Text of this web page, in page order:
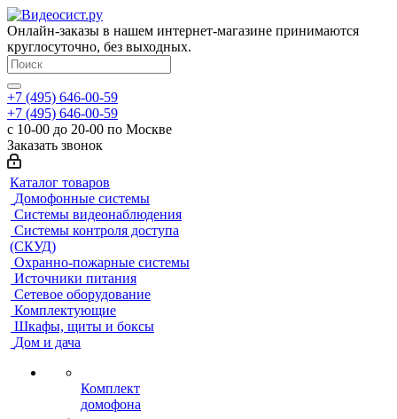
Онлайн-заказы в нашем интернет-магазине принимаются
круглосуточно, без выходных.
+7 (495) 646-00-59
+7 (495) 646-00-59
с 10-00 до 20-00 по Москве
Заказать звонок
Каталог товаров
Домофонные системы
Системы видеонаблюдения
Системы контроля доступа
(СКУД)
Охранно-пожарные системы
Источники питания
Сетевое оборудование
Комплектующие
Шкафы, щиты и боксы
Дом и дача
Комплект
домофона